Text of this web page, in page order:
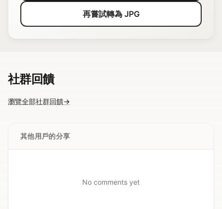
再嘗試轉為 JPG
社群回饋
瀏覽全部社群回饋→
其他用戶的分享
No comments yet